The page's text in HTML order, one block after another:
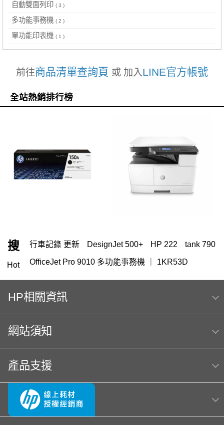
自動雙面列印 ( 3 )
多功能事務機 ( 2 )
單功能印表機 ( 1 )
前往商品清單查詢頁 或 加入LINE官方帳號
全站熱銷排行榜
搜
Hot
行車記錄 更新 DesignJet 500+ HP 222 tank 790
OfficeJet Pro 9010 多功能事務機 ｜ 1KR53D
HP 151 筆電 電池 145 119 416 m254dw
HP Color Laser jet M856dn A3彩色雷射印表機
(T3U51A) 日本製
hp Color LaserJet Pro MFP M283fdw 無線雙面觸控彩
MFP E47528f
LaserJet M111w
OfficeJet 5200 series M577 OfficeJet Pro 8710
HP相關資訊
網站須知
產品支援